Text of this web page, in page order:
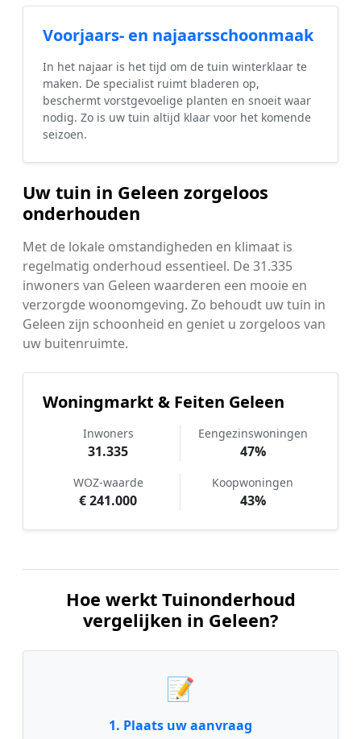
Voorjaars- en najaarsschoonmaak
In het najaar is het tijd om de tuin winterklaar te
maken. De specialist ruimt bladeren op,
beschermt vorstgevoelige planten en snoeit waar
nodig. Zo is uw tuin altijd klaar voor het komende
seizoen.
Uw tuin in Geleen zorgeloos
onderhouden
Met de lokale omstandigheden en klimaat is
regelmatig onderhoud essentieel. De 31.335
inwoners van Geleen waarderen een mooie en
verzorgde woonomgeving. Zo behoudt uw tuin in
Geleen zijn schoonheid en geniet u zorgeloos van
uw buitenruimte.
Woningmarkt & Feiten Geleen
Inwoners
31.335
Eengezinswoningen
47%
WOZ-waarde
€ 241.000
Koopwoningen
43%
Hoe werkt Tuinonderhoud
vergelijken in Geleen?
📝
1. Plaats uw aanvraag